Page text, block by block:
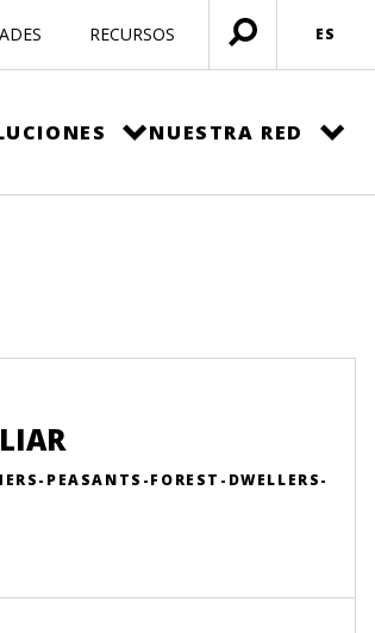
RECURSOS
Menú
abierto
ES
NUESTRA RED
PEASANTS-FOREST-DWELLERS-